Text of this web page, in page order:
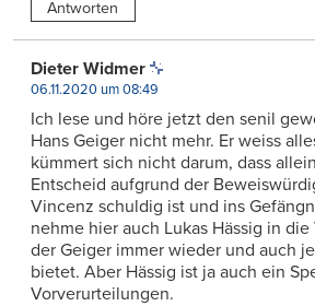
Antworten
Dieter Widmer
06.11.2020 um 08:49
Ich lese und höre jetzt den senil
Hans Geiger nicht mehr. Er weiss
kümmert sich nicht darum, dass
Entscheid aufgrund der
Vincenz schuldig ist und ins
nehme hier auch Lukas Hässig in
der Geiger immer wieder und auch
bietet. Aber Hässig ist ja auch ein
Vorverurteilungen.